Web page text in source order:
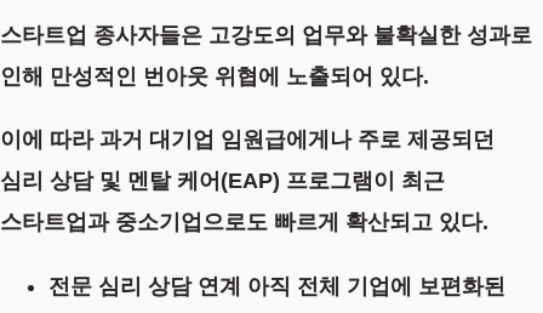
스타트업 종사자들은 고강도의 업무와 불확실한 성과로
인해 만성적인 번아웃 위협에 노출되어 있다.
이에 따라 과거 대기업 임원급에게나 주로 제공되던
심리 상담 및 멘탈 케어(EAP) 프로그램이 최근
스타트업과 중소기업으로도 빠르게 확산되고 있다.
전문 심리 상담 연계 아직 전체 기업에 보편화된